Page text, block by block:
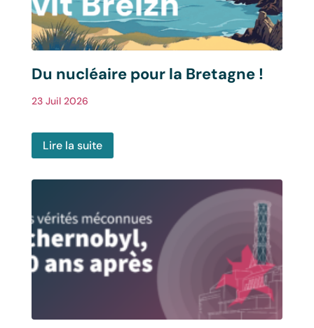
Du nucléaire pour la Bretagne !
23 Juil 2026
Lire la suite